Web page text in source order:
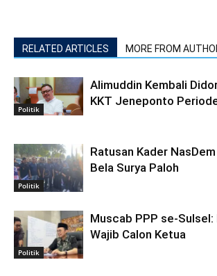
RELATED ARTICLES MORE FROM
Politik
Alimuddin Kembali
KKT Jeneponto
Politik
Ratusan Kader
Bela Surya Paloh
Politik
Muscab PPP se-Sulsel:
Wajib Calon Ketua